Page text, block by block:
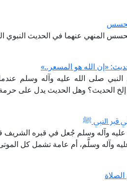
المنهي عنهما في الحديث النبوي
«إن الله هو المسعر..»
صلى الله عليه وآله وسلم
إلخ الحديث؟ وهل الحديث يدل على
قبر النبي ﷺ
عليه وآله وسلم جُعل في قبره
وآله وسلَّم، أم عامة تشمل كل